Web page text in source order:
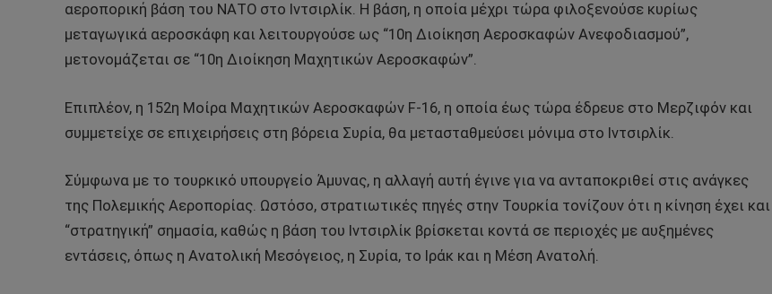
αεροπορική βάση του ΝΑΤΟ στο Ιντσιρλίκ. Η βάση, η οποία μέχρι τώρα φιλοξενούσε κυρίως
μεταγωγικά αεροσκάφη και λειτουργούσε ως “10η Διοίκηση Αεροσκαφών Ανεφοδιασμού”,
μετονομάζεται σε “10η Διοίκηση Μαχητικών Αεροσκαφών”.
Επιπλέον, η 152η Μοίρα Μαχητικών Αεροσκαφών F-16, η οποία έως τώρα έδρευε στο Μερζιφόν και
συμμετείχε σε επιχειρήσεις στη βόρεια Συρία, θα μετασταθμεύσει μόνιμα στο Ιντσιρλίκ.
Σύμφωνα με το τουρκικό υπουργείο Άμυνας, η αλλαγή αυτή έγινε για να ανταποκριθεί στις ανάγκες
της Πολεμικής Αεροπορίας. Ωστόσο, στρατιωτικές πηγές στην Τουρκία τονίζουν ότι η κίνηση έχει και
“στρατηγική” σημασία, καθώς η βάση του Ιντσιρλίκ βρίσκεται κοντά σε περιοχές με αυξημένες
εντάσεις, όπως η Ανατολική Μεσόγειος, η Συρία, το Ιράκ και η Μέση Ανατολή.